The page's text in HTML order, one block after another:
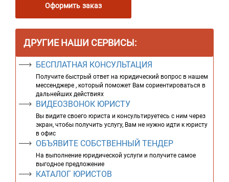
Оформить заказ
ДРУГИЕ НАШИ СЕРВИСЫ:
БЕСПЛАТНАЯ КОНСУЛЬТАЦИЯ
Получите быстрый ответ на юридический вопрос в нашем
мессенджере , который поможет Вам сориентироваться в
дальнейших действиях
ВИДЕОЗВОНОК ЮРИСТУ
Вы видите своего юриста и консультируетесь с ним через
экран, чтобы получить услугу, Вам не нужно идти к юристу
в офис
ОБЪЯВИТЕ СОБСТВЕННЫЙ ТЕНДЕР
На выполнение юридической услуги и получите самое
выгодное предложение
КАТАЛОГ ЮРИСТОВ